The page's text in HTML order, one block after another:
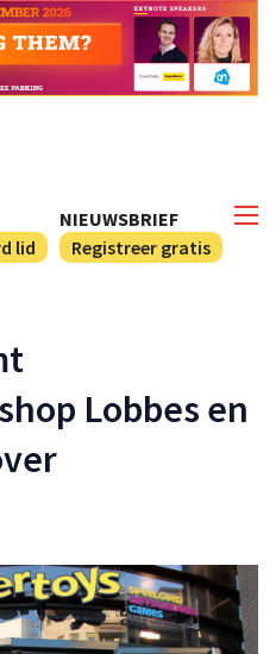
NIEUWSBRIEF
Registreer gratis
lid
Lobbes en